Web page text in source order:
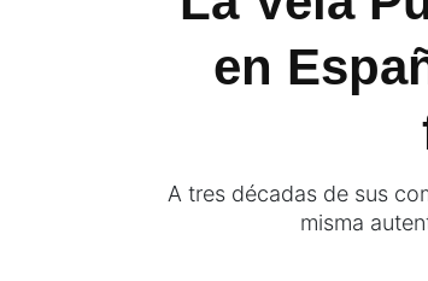
en
A tres décadas de sus
misma